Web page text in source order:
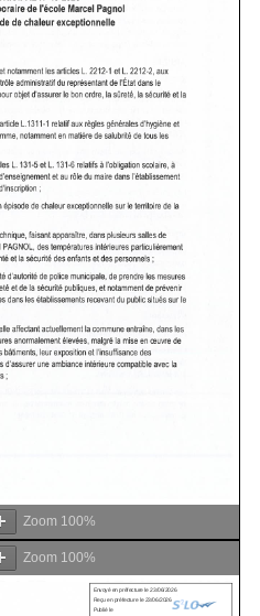
Zoom 100%
Zoom 100%